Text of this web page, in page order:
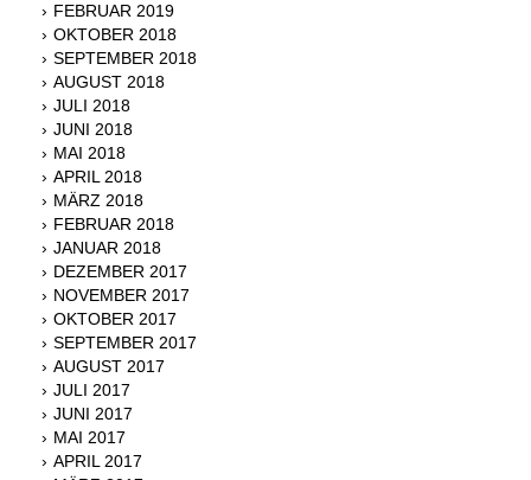
FEBRUAR 2019
OKTOBER 2018
SEPTEMBER 2018
AUGUST 2018
JULI 2018
JUNI 2018
MAI 2018
APRIL 2018
MÄRZ 2018
FEBRUAR 2018
JANUAR 2018
DEZEMBER 2017
NOVEMBER 2017
OKTOBER 2017
SEPTEMBER 2017
AUGUST 2017
JULI 2017
JUNI 2017
MAI 2017
APRIL 2017